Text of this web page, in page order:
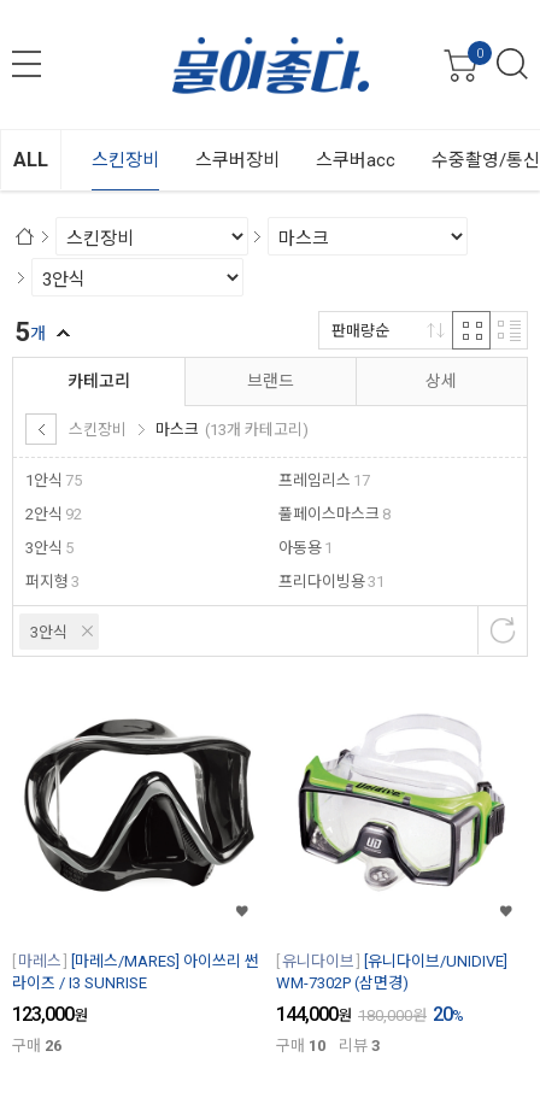
0
ALL 스킨장비 스쿠버장비 스쿠버acc 수중촬영/통
카테고리
스킨장비 마스크 (13개 카테고리)
1안식 75
2안식 92
3안식 5
퍼지형 3
프레임리스 17
풀페이스마스크 8
아동용 1
프리다이빙용31
브랜드 상세
3안식
5개 판매량순
마레스
[마레스/MARES] 아이쓰리 썬
라이즈 / I3 SUNRISE
123,000원
구매 26
유니다이브
[유니다이브/UNIDIVE]
WM-7302P (삼면경)
144,000원 180,000원 20%
구매 10 리뷰 3